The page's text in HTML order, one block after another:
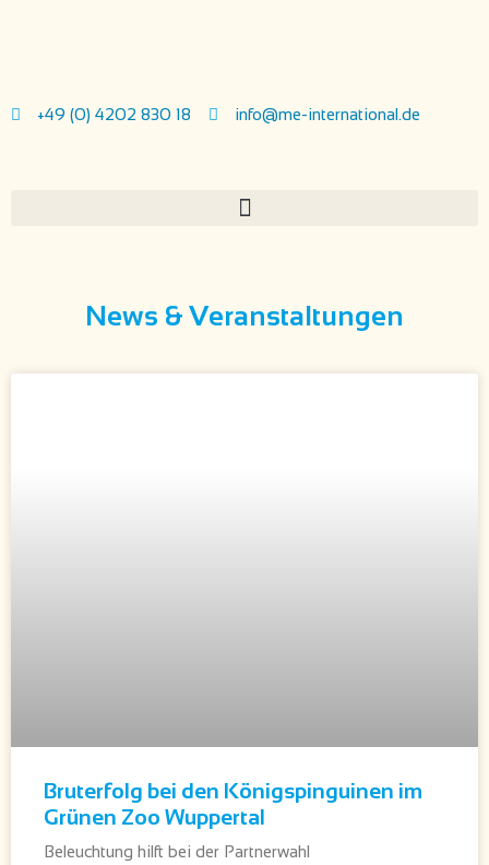
+49 (0) 4202 830 18 info@me-international.de
News & Veranstaltungen
Bruterfolg bei den Königspinguinen im
Grünen Zoo Wuppertal
Beleuchtung hilft bei der Partnerwahl